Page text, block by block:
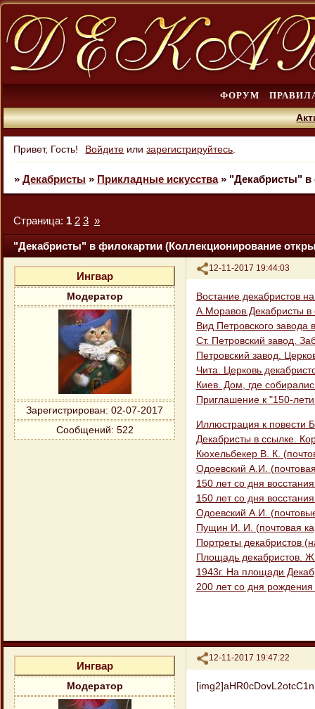
ФОРУМ
Привет, Гость! Войдите илизарегистрируйтесь
» Декабристы » Прикладные искусства » "Декабристы" в
"Декабристы" в филокартии (Коллекционирование
Страница: 1 2 3 »
Поделиться
12-11-2017 19:44:03
Ингвар
Модератор
Зарегистрирован: 02-07-2017
Сообщений: 522
Востание декабристов
А.Моравов.Декабристы в
Вид Петровского
Ст. Петровский завод.
Петровский завод.
Чита. Церковь
Киев. Дом, где
Приглашение к "150-
Иллюстрация к повести
Декабристы в ссылке.
Кюхельбекер В. К.
Одоевский А.И.
150 лет со дня
150 лет со дня
Одоевский А.И.
Пущин И. И. (почтовая
Портреты декабристов
Площадь декабристов.
1943г. На площади
200 лет со дня рождения
Поделиться
12-11-2017 19:47:22
Ингвар
Модератор